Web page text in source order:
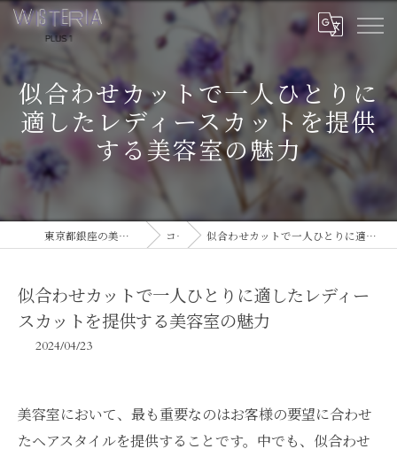
似合わせカットで一人ひとりに
適したレディースカットを提供
する美容室の魅力
東京都銀座の美容室ならWISTERIA PLUS 1 コラム 似合わせカットで一人ひとりに適したレディースカットを提供する美容室の魅力
似合わせカットで一人ひとりに適したレディー
スカットを提供する美容室の魅力
2024/04/23
美容室において、最も重要なのはお客様の要望に合わせ
たヘアスタイルを提供することです。中でも、似合わせ